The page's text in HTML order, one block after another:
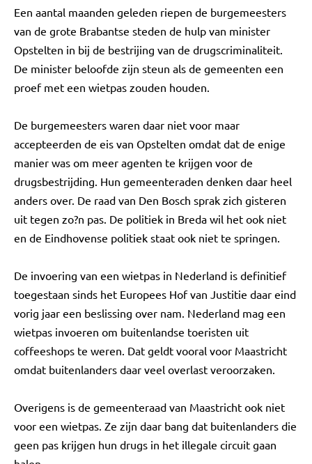
Een aantal maanden geleden riepen de burgemeesters
van de grote Brabantse steden de hulp van minister
Opstelten in bij de bestrijing van de drugscriminaliteit.
De minister beloofde zijn steun als de gemeenten een
proef met een wietpas zouden houden.
De burgemeesters waren daar niet voor maar
accepteerden de eis van Opstelten omdat dat de enige
manier was om meer agenten te krijgen voor de
drugsbestrijding. Hun gemeenteraden denken daar heel
anders over. De raad van Den Bosch sprak zich gisteren
uit tegen zo?n pas. De politiek in Breda wil het ook niet
en de Eindhovense politiek staat ook niet te springen.
De invoering van een wietpas in Nederland is definitief
toegestaan sinds het Europees Hof van Justitie daar eind
vorig jaar een beslissing over nam. Nederland mag een
wietpas invoeren om buitenlandse toeristen uit
coffeeshops te weren. Dat geldt vooral voor Maastricht
omdat buitenlanders daar veel overlast veroorzaken.
Overigens is de gemeenteraad van Maastricht ook niet
voor een wietpas. Ze zijn daar bang dat buitenlanders die
geen pas krijgen hun drugs in het illegale circuit gaan